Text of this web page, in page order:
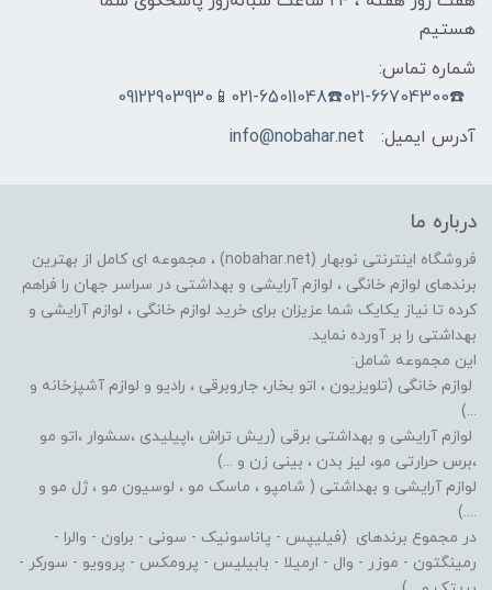
هستیم
شماره تماس:
☎️021-66704300☎️021-65011048📱09122903930
آدرس ایمیل:
info@nobahar.net
درباره ما
فروشگاه اینترنتی نوبهار (nobahar.net) ، مجموعه ای کامل از بهترین
برندهای لوازم خانگی ، لوازم آرایشی و بهداشتی در سراسر جهان را فراهم
کرده تا نیاز یکایک شما عزیزان برای خرید لوازم خانگی ، لوازم آرایشی و
بهداشتی را بر آورده نماید.
این مجموعه شامل:
لوازم خانگی (تلویزیون ، اتو بخار، جاروبرقی ، رادیو و لوازم آشپزخانه و
...)
لوازم آرایشی و بهداشتی برقی (ریش تراش ،اپیلیدی ،سشوار ،اتو مو
،برس حرارتی مو، لیز بدن ، بینی زن و ...)
لوازم آرایشی و بهداشتی ( شامپو ، ماسک مو ، لوسیون مو ، ژل مو و
....)
در مجموع برندهای (فیلیپس - پاناسونیک - سونی - براون - والرا -
رمینگتون - موزر - وال - ارمیلا - بابیلیس - پرومکس - پروویو - سورکر -